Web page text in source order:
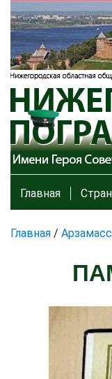
Главная
Главная /